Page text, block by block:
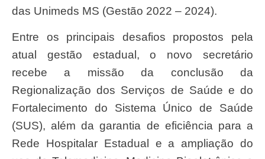
das Unimeds MS (Gestão 2022 – 2024).
Entre os principais desafios propostos pela
atual gestão estadual, o novo secretário
recebe a missão da conclusão da
Regionalização dos Serviços de Saúde e do
Fortalecimento do Sistema Único de Saúde
(SUS), além da garantia de eficiência para a
Rede Hospitalar Estadual e a ampliação do